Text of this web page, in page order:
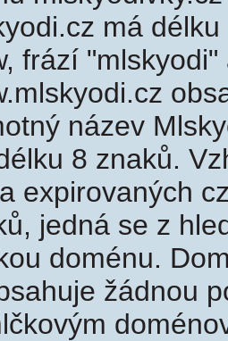
má
frází
název
8 znaků.
expirovaných
jedná se z
doménu.
žádnou